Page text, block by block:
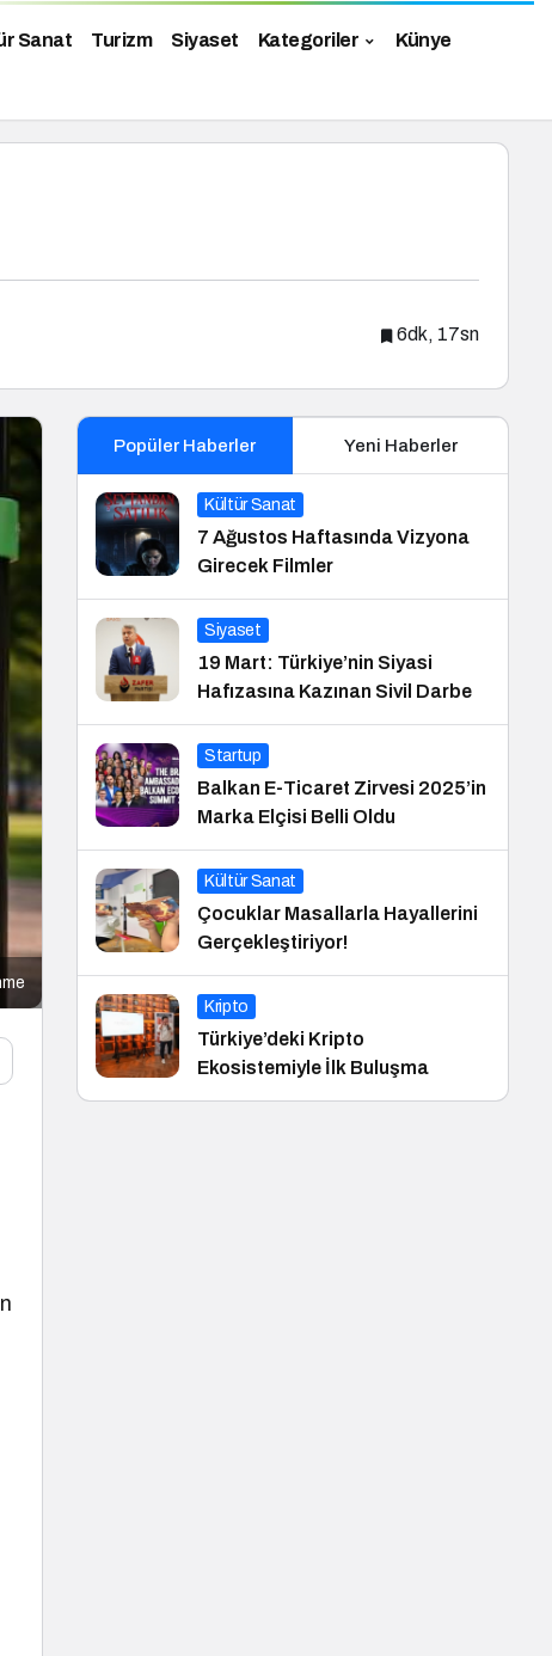
Sanat Turizm Siyaset Kategoriler Künye
6dk, 17sn
Popüler Haberler Yeni Haberler
Kültür Sanat
7 Ağustos Haftasında Vizyona
Girecek Filmler
Siyaset
19 Mart: Türkiye’nin Siyasi
Hafızasına Kazınan Sivil Darbe
Startup
Balkan E-Ticaret Zirvesi 2025’in
Marka Elçisi Belli Oldu
Kültür Sanat
Çocuklar Masallarla Hayallerini
Gerçekleştiriyor!
Kripto
Türkiye’deki Kripto
Ekosistemiyle İlk Buluşma